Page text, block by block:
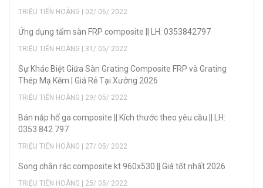
TRIỆU TIẾN HOÀNG | 02/ 06/ 2022
Ứng dụng tấm sàn FRP composite || LH: 0353842797
TRIỆU TIẾN HOÀNG | 31/ 05/ 2022
Sự Khác Biệt Giữa Sàn Grating Composite FRP và Grating
Thép Mạ Kẽm | Giá Rẻ Tại Xưởng 2026
TRIỆU TIẾN HOÀNG | 29/ 05/ 2022
Bán nắp hố ga composite || Kích thước theo yêu cầu || LH:
0353 842 797
TRIỆU TIẾN HOÀNG | 27/ 05/ 2022
Song chắn rác composite kt 960x530 || Giá tốt nhất 2026
TRIỆU TIẾN HOÀNG | 25/ 05/ 2022